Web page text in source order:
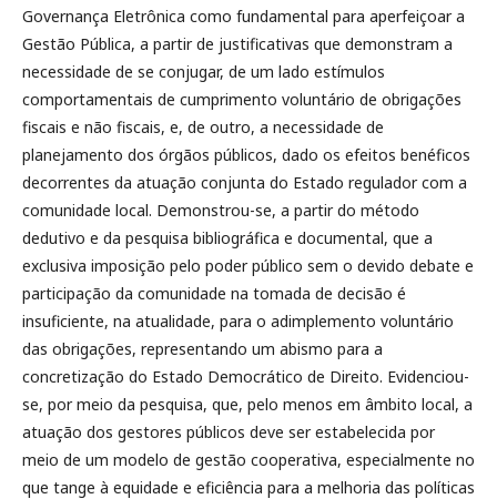
Governança Eletrônica como fundamental para aperfeiçoar a
Gestão Pública, a partir de justificativas que demonstram a
necessidade de se conjugar, de um lado estímulos
comportamentais de cumprimento voluntário de obrigações
fiscais e não fiscais, e, de outro, a necessidade de
planejamento dos órgãos públicos, dado os efeitos benéficos
decorrentes da atuação conjunta do Estado regulador com a
comunidade local. Demonstrou-se, a partir do método
dedutivo e da pesquisa bibliográfica e documental, que a
exclusiva imposição pelo poder público sem o devido debate e
participação da comunidade na tomada de decisão é
insuficiente, na atualidade, para o adimplemento voluntário
das obrigações, representando um abismo para a
concretização do Estado Democrático de Direito. Evidenciou-
se, por meio da pesquisa, que, pelo menos em âmbito local, a
atuação dos gestores públicos deve ser estabelecida por
meio de um modelo de gestão cooperativa, especialmente no
que tange à equidade e eficiência para a melhoria das políticas